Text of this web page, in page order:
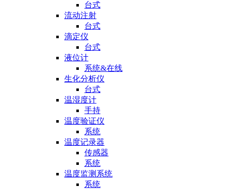
台式
流动注射
台式
滴定仪
台式
液位计
系统&在线
生化分析仪
台式
温湿度计
手持
温度验证仪
系统
温度记录器
传感器
系统
温度监测系统
系统